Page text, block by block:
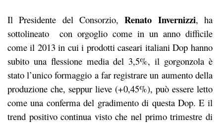
Il Presidente del Consorzio,Renato Invernizzi, ha
sottolineato con orgoglio come in un anno difficile
come il 2013 in cui i prodotti caseari italiani Dop hanno
subito una flessione media del 3,5%, il gorgonzola è
stato l’unico formaggio a far registrare un aumento della
produzione che, seppur lieve (+0,45%), può essere letto
come una conferma del gradimento di questa Dop. E il
trend positivo continua visto che nel primo trimestre di